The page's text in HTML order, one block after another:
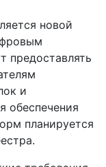
новой
предоставлять
и
обеспечения
планируется